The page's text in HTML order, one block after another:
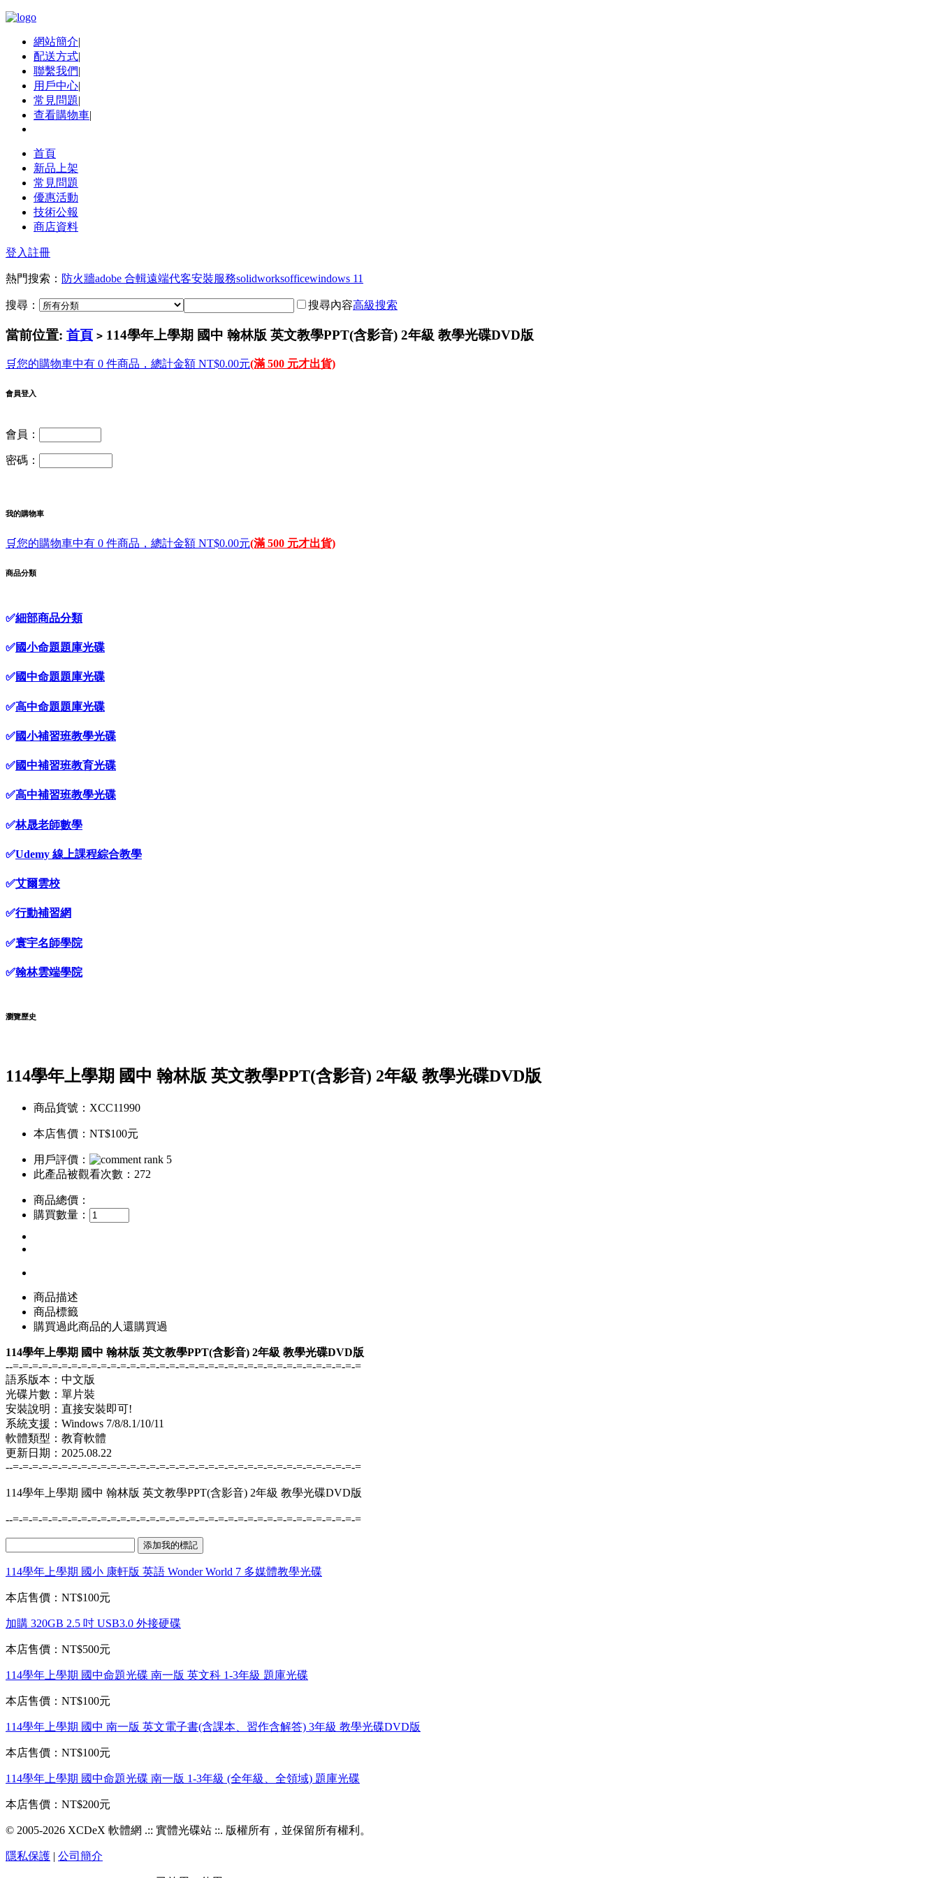
網站簡介|
配送方式|
聯繫我們|
用戶中心|
常見問題|
查看購物車|
首頁
新品上架
常見問題
優惠活動
技術公報
商店資料
登入註冊
熱門搜索： 防火牆adobe 合輯遠端代客安裝服務solidworksofficewindows 11
搜尋： 搜尋內容高級搜索
當前位置: 首頁 > 114學年上學期 國中 翰林版 英文教學PPT(含影音) 2年級 教學光碟DVD版
🛒您的購物車中有 0 件商品，總計金額 NT$0.00元(滿 500 元才出貨)
會員登入
會員：
密碼：
我的購物車
🛒您的購物車中有 0 件商品，總計金額 NT$0.00元(滿 500 元才出貨)
商品分類
✅細部商品分類
✅國小命題題庫光碟
✅國中命題題庫光碟
✅高中命題題庫光碟
✅國小補習班教學光碟
✅國中補習班教育光碟
✅高中補習班教學光碟
✅林晟老師數學
✅Udemy 線上課程綜合教學
✅艾爾雲校
✅行動補習網
✅寰宇名師學院
✅翰林雲端學院
瀏覽歷史
114學年上學期 國中 翰林版 英文教學PPT(含影音) 2年級 教學光碟DVD版
商品貨號：XCC11990
本店售價： NT$100元
用戶評價：
此產品被觀看次數：272
商品總價：
購買數量：
商品描述
商品標籤
購買過此商品的人還購買過
114學年上學期 國中 翰林版 英文教學PPT(含影音) 2年級 教學光碟DVD版
--=-=-=-=-=-=-=-=-=-=-=-=-=-=-=-=-=-=-=-=-=-=-=-=-=-=-=-=-=-=-=-=-=-=-=-=
語系版本：中文版
光碟片數：單片裝
安裝說明：直接安裝即可!
系統支援：Windows 7/8/8.1/10/11
軟體類型：教育軟體
更新日期：2025.08.22
--=-=-=-=-=-=-=-=-=-=-=-=-=-=-=-=-=-=-=-=-=-=-=-=-=-=-=-=-=-=-=-=-=-=-=-=
114學年上學期 國中 翰林版 英文教學PPT(含影音) 2年級 教學光碟DVD版
--=-=-=-=-=-=-=-=-=-=-=-=-=-=-=-=-=-=-=-=-=-=-=-=-=-=-=-=-=-=-=-=-=-=-=-=
114學年上學期 國小 康軒版 英語 Wonder World 7 多媒體教學光碟
本店售價： NT$100元
加購 320GB 2.5 吋 USB3.0 外接硬碟
本店售價： NT$500元
114學年上學期 國中命題光碟 南一版 英文科 1-3年級 題庫光碟
本店售價： NT$100元
114學年上學期 國中 南一版 英文電子書(含課本、習作含解答) 3年級 教學光碟DVD版
本店售價： NT$100元
114學年上學期 國中命題光碟 南一版 1-3年級 (全年級、全領域) 題庫光碟
本店售價： NT$200元
© 2005-2026 XCDeX 軟體網 .:: 實體光碟站 ::. 版權所有，並保留所有權利。
隱私保護 | 公司簡介